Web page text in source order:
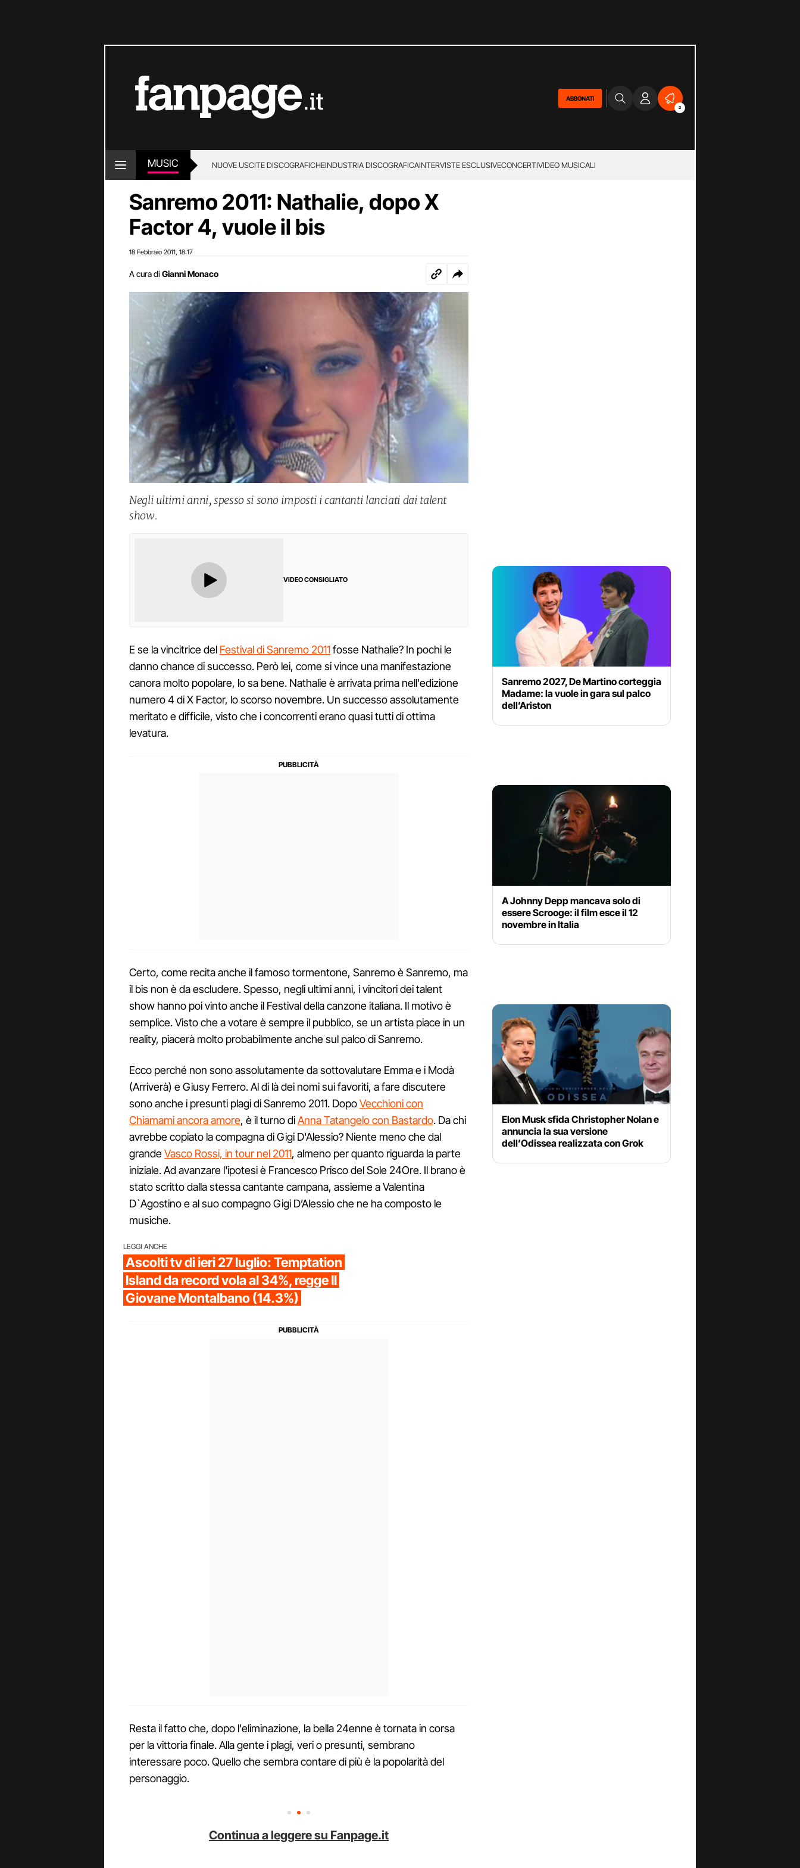
ABBONATI
2
MUSIC NUOVE USCITE DISCOGRAFICHEINDUSTRIA DISCOGRAFICAINTERVISTE ESCLUSIVECONCERTIVIDEO MUSICALI
Sanremo 2011: Nathalie, dopo X
Factor 4, vuole il bis
18 Febbraio 2011 18:17
A cura di Gianni Monaco
Negli ultimi anni, spesso si sono imposti i cantanti lanciati dai talent
show.
VIDEO CONSIGLIATO
E se la vincitrice del Festival di Sanremo 2011fosse Nathalie? In pochi le
danno chance di successo. Però lei, come si vince una manifestazione
canora molto popolare, lo sa bene. Nathalie è arrivata prima nell'edizione
numero 4 di X Factor, lo scorso novembre. Un successo assolutamente
meritato e difficile, visto che i concorrenti erano quasi tutti di ottima
levatura.
Certo, come recita anche il famoso tormentone, Sanremo è Sanremo, ma
il bis non è da escludere. Spesso, negli ultimi anni, i vincitori dei talent
show hanno poi vinto anche il Festival della canzone italiana. Il motivo è
semplice. Visto che a votare è sempre il pubblico, se un artista piace in un
reality, piacerà molto probabilmente anche sul palco di Sanremo.
Ecco perché non sono assolutamente da sottovalutare Emma e i Modà
(Arriverà) e Giusy Ferrero. Al di là dei nomi sui favoriti, a fare discutere
sono anche i presunti plagi di Sanremo 2011. DopoVecchioni con
Chiamami ancora amore, è il turno diAnna Tatangelo con Bastardo. Da chi
avrebbe copiato la compagna di Gigi D'Alessio? Niente meno che dal
grandeVasco Rossi, in tour nel 2011, almeno per quanto riguarda la parte
iniziale. Ad avanzare l'ipotesi è Francesco Prisco del Sole 24Ore. Il brano è
stato scritto dalla stessa cantante campana, assieme a Valentina
D`Agostino e al suo compagno Gigi D’Alessio che ne ha composto le
musiche.
LEGGI ANCHE
Ascolti tv di ieri 27 luglio: Temptation
Island da record vola al 34%, regge Il
Giovane Montalbano (14.3%)
Resta il fatto che, dopo l'eliminazione, la bella 24enne è tornata in corsa
per la vittoria finale. Alla gente i plagi, veri o presunti, sembrano
interessare poco. Quello che sembra contare di più è la popolarità del
personaggio.
Continua a leggere su Fanpage.it
Sanremo 2027, De Martino corteggia
Madame: la vuole in gara sul palco
dell’Ariston
A Johnny Depp mancava solo di
essere Scrooge: il film esce il 12
novembre in Italia
Elon Musk sfida Christopher Nolan e
annuncia la sua versione
dell’Odissea realizzata con Grok